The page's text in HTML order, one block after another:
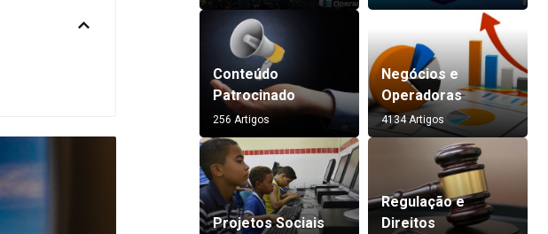
Conteúdo
Patrocinado
256 Artigos
Negócios e
Operadoras
4134 Artigos
Projetos Sociais
Regulação e
Direitos